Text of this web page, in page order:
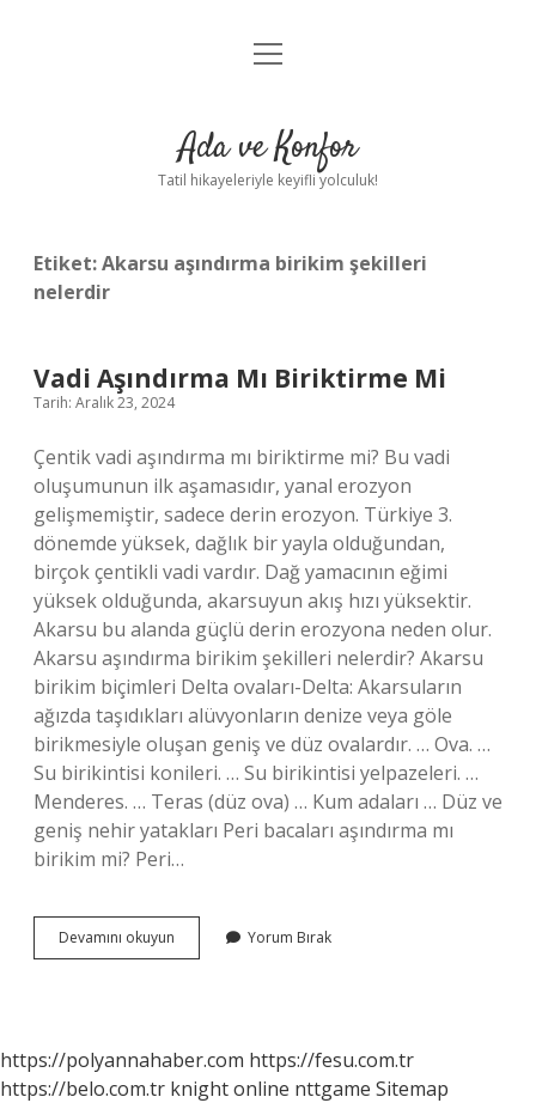
Anasayfa
Yasal Uyarı
menüyü
Ada ve Konfor
Tatil hikayeleriyle keyifli yolculuk!
Etiket:Akarsu aşındırma birikim şekilleri
nelerdir
Vadi Aşındırma Mı Biriktirme Mi
Tarih: Aralık 23, 2024
Çentik vadi aşındırma mı biriktirme mi? Bu vadi
oluşumunun ilk aşamasıdır, yanal erozyon
gelişmemiştir, sadece derin erozyon. Türkiye 3.
dönemde yüksek, dağlık bir yayla olduğundan,
birçok çentikli vadi vardır. Dağ yamacının eğimi
yüksek olduğunda, akarsuyun akış hızı yüksektir.
Akarsu bu alanda güçlü derin erozyona neden olur.
Akarsu aşındırma birikim şekilleri nelerdir? Akarsu
birikim biçimleri Delta ovaları-Delta: Akarsuların
ağızda taşıdıkları alüvyonların denize veya göle
birikmesiyle oluşan geniş ve düz ovalardır. … Ova. …
Su birikintisi konileri. … Su birikintisi yelpazeleri. …
Menderes. … Teras (düz ova) … Kum adaları … Düz ve
geniş nehir yatakları Peri bacaları aşındırma mı
birikim mi? Peri…
Devamını okuyun
Aşındırma
Yorum Bırak
https://polyannahaber.com https://fesu.com.tr
https://belo.com.tr knight online nttgame Sitemap